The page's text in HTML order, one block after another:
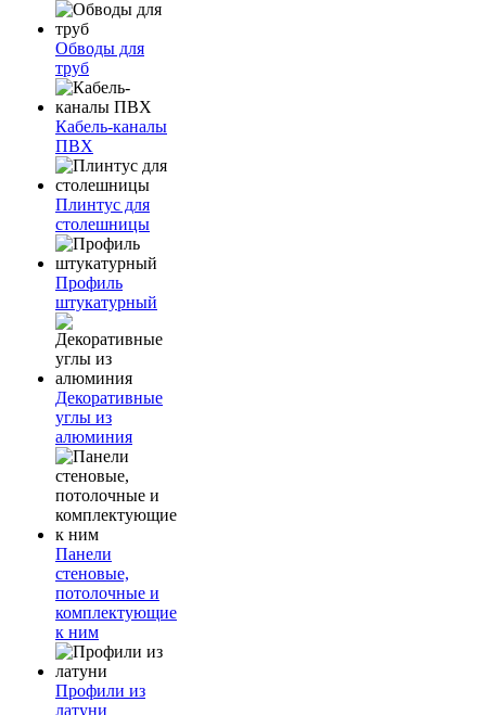
Обводы для
труб
Кабель-каналы
ПВХ
Плинтус для
столешницы
Профиль
штукатурный
Декоративные
углы из
алюминия
Панели
стеновые,
потолочные и
комплектующие
к ним
Профили из
латуни